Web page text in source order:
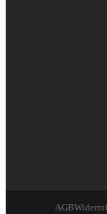
AGBWiderruf